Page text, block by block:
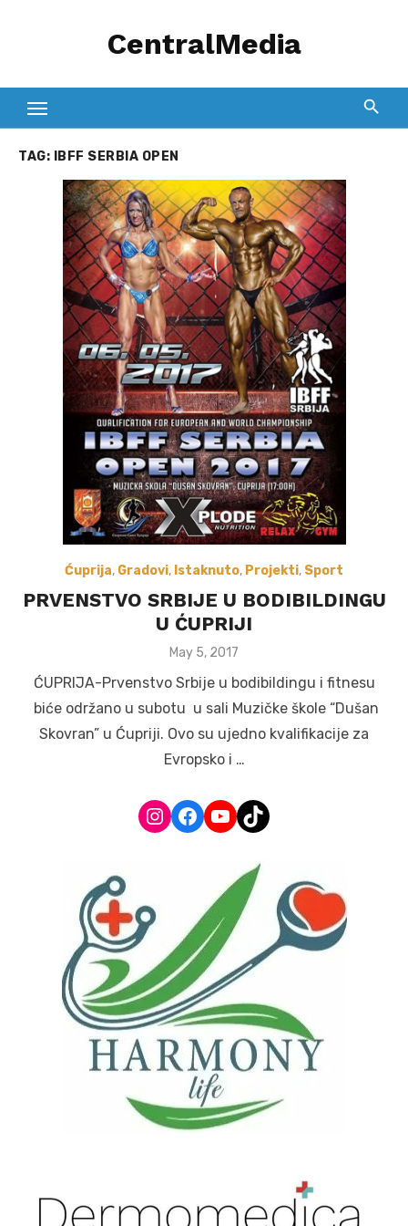
CentralMedia
TAG: IBFF SERBIA OPEN
Ćuprija, Gradovi, Istaknuto, Projekti, Sport
PRVENSTVO SRBIJE U BODIBILDINGU
U ĆUPRIJI
Posted
May 5, 2017
ĆUPRIJA-Prvenstvo Srbije u bodibildingu i fitnesu
biće održano u subotu u sali Muzičke škole “Dušan
Skovran” u Ćupriji. Ovo su ujedno kvalifikacije za
Evropsko i …
Instagram
Facebook
YouTube
TikTok